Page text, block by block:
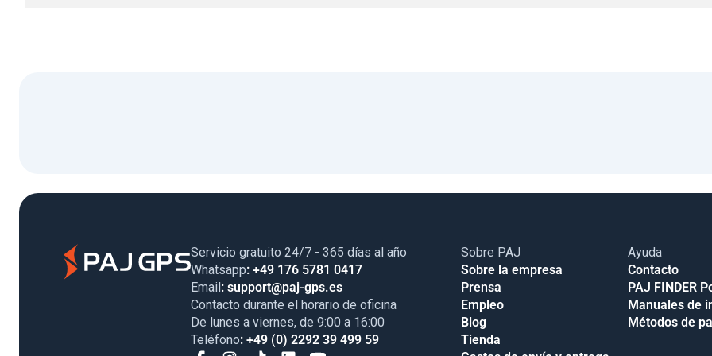
Servicio gratuito 24/7 - 365 días al año
Whatsapp: +49 176 5781 0417
Email: support@paj-gps.es
Contacto durante el horario de oficina
De lunes a viernes, de 9:00 a 16:00
Teléfono: +49 (0) 2292 39 499 59
Sobre PAJ
Sobre la empresa
Prensa
Empleo
Blog
Tienda
Ayuda
Contacto
PAJ FINDER
Manuales de
Métodos de